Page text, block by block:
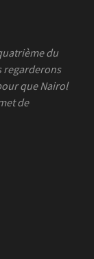
du
regarderons
que Nairol
de